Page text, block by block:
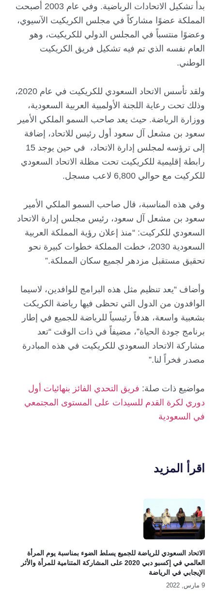
بدأ تشكيل الاتحادات الرياضية. وفي عام 2003 أصبحت
المملكة عضوًا مشاركاً في مجلس الكريكيت الآسيوي،
وعضوًا منتسباً في المجلس الدولي للكريكيت، وهو
العام نفسه الذي تم فيه تشكيل فريق الكريكيت
الوطني.
ولقد تأسس الاتحاد السعودي للكريكيت في عام 2020،
وذلك تحت رعاية اللجنة الأولمبية العربية السعودية،
ووزارة الرياضة. حيث يعد صاحب السمو الملكي الأمير
سعود بن مشعل آل سعود أول رئيس للاتحاد، إضافة
إلى ترؤسه لمجلس إدارة الاتحاد، في حين يوجد 15
رابطة إقليمية للكريكيت تحت مظلة الاتحاد السعودي
للكركيت مع حوالي 6,800 لاعب مسجل.
وفي هذه المناسبة، قال صاحب السمو الملكي الأمير
سعود بن مشعل آل سعود، رئيس مجلس إدارة الاتحاد
السعودي للكركيت: “منذ إعلان رؤية المملكة العربية
السعودية 2030، خطت المملكة خطوات كبيرة نحو
تحقيق مستقبل مزدهر لجميع سكان المملكة.”
وأضاف “يعد تنظيم مثل هذه البرامج للوافدين، لاسيما
الوافدون من الدول التي تحظى فيها رياضة الكريكت
بشعبية واسعة، هدفاً رئيسياً للرياضة للجميع في إطار
برنامج جودة الحياة”، مضيفاً في ذات الوقت “تعد
مشاركة الاتحاد السعودي للكريكيت في هذه المبادرة
مصدر فخراً لنا.”
مواضيع ذات صلة: فريق التحدي الفائز بنهائيات أول
دوري لكرة القدم للسيدات على المستوى المجتمعي
في السعودية
اقرأ المزيد
الاتحاد السعودي للرياضة للجميع يسلط الضوء بمناسبة يوم المرأة
العالمي في إكسبو دبي 2020 على المشاركة المتنامية للمرأة والأثر
الإيجابي في الرياضة
9 مارس, 2022